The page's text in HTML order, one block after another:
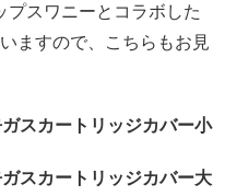
プスワニーとコラボした
ますので、こちらもお見
スカートリッジカバー小
スカートリッジカバー大